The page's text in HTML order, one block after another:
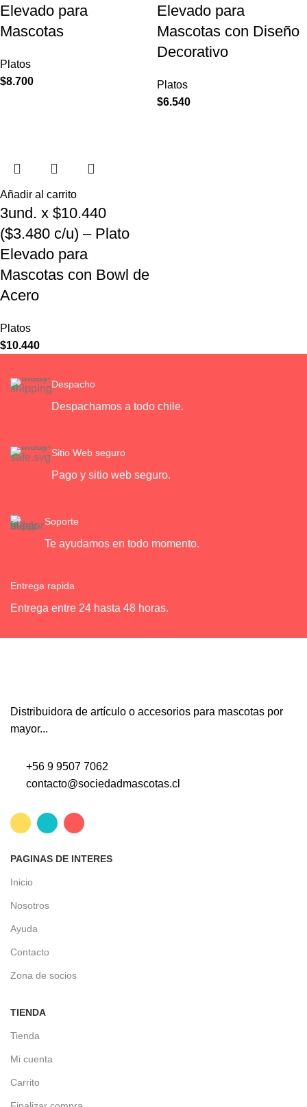
Elevado para
Mascotas
Platos
$8.700
Elevado para
Mascotas con Diseño
Decorativo
Platos
$6.540
Añadir al carrito
3und. x $10.440
($3.480 c/u) – Plato
Elevado para
Mascotas con Bowl de
Acero
Platos
$10.440
Despacho
Despachamos a todo chile.
Sitio Web seguro
Pago y sitio web seguro.
Soporte
Te ayudamos en todo momento.
Entrega rapida
Entrega entre 24 hasta 48 horas.
Distribuidora de artículo o accesorios para mascotas por
mayor...
+56 9 9507 7062
contacto@sociedadmascotas.cl
PAGINAS DE INTERES
Inicio
Nosotros
Ayuda
Contacto
Zona de socios
TIENDA
Tienda
Mi cuenta
Carrito